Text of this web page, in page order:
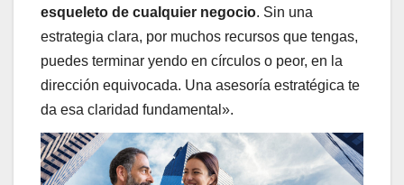
esqueleto de cualquier negocio. Sin una
estrategia clara, por muchos recursos que tengas,
puedes terminar yendo en círculos o peor, en la
dirección equivocada. Una asesoría estratégica te
da esa claridad fundamental».